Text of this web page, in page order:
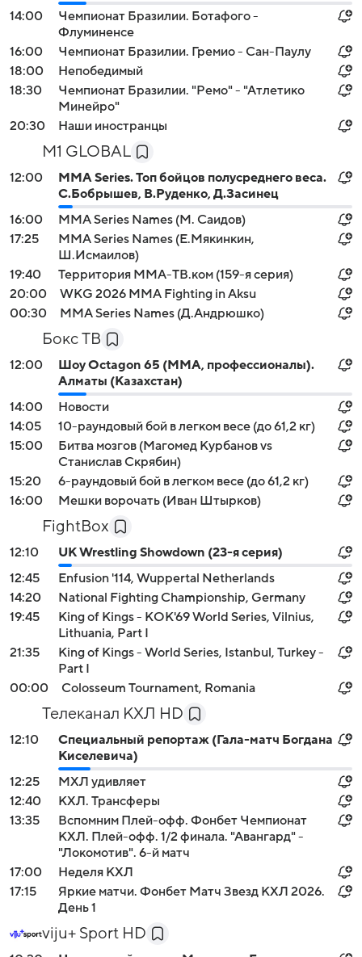
14:00
Чемпионат Бразилии. Ботафого -
Флуминенсе
16:00
Чемпионат Бразилии. Гремио - Сан-Паулу
18:00
Непобедимый
18:30
Чемпионат Бразилии. "Ремо" - "Атлетико
Минейро"
20:30
Наши иностранцы
M1 GLOBAL
12:00
MMA Series. Топ бойцов полусреднего веса.
С.Бобрышев, В.Руденко, Д.Засинец
16:00
MMA Series Names (М. Саидов)
17:25
MMA Series Names (Е.Мякинкин,
Ш.Исмаилов)
19:40
Территория ММА-ТВ.ком (159-я серия)
20:00
WKG 2026 ММА Fighting in Aksu
00:30
MMA Series Names (Д.Андрюшко)
Бокс ТВ
12:00
Шоу Octagon 65 (MMA, профессионалы).
Алматы (Казахстан)
14:00
Новости
14:05
10-раундовый бой в легком весе (до 61,2 кг)
15:00
Битва мозгов (Магомед Курбанов vs
Станислав Скрябин)
15:20
6-раундовый бой в легком весе (до 61,2 кг)
16:00
Мешки ворочать (Иван Штырков)
FightBox
12:10
UK Wrestling Showdown (23-я серия)
12:45
Enfusion '114, Wuppertal Netherlands
14:20
National Fighting Championship, Germany
19:45
King of Kings - KOK'69 World Series, Vilnius,
Lithuania, Part I
21:35
King of Kings - World Series, Istanbul, Turkey -
Part I
00:00
Colosseum Tournament, Romania
Телеканал КХЛ HD
12:10
Специальный репортаж (Гала-матч Богдана
Киселевича)
12:25
МХЛ удивляет
12:40
КХЛ. Трансферы
13:35
Вспомним Плей-офф. Фонбет Чемпионат
КХЛ. Плей-офф. 1/2 финала. "Авангард" -
"Локомотив". 6-й матч
17:00
Неделя КХЛ
17:15
Яркие матчи. Фонбет Матч Звезд КХЛ 2026.
День 1
viju+ Sport HD